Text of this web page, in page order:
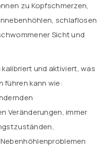
zu Kopfschmerzen,
schlaflosen
Sicht und
und aktiviert, was
führen kann wie:
Veränderungen, immer